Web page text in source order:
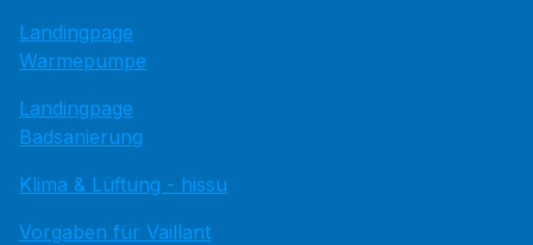
Landingpage
Wärmepumpe
Landingpage
Badsanierung
Klima & Lüftung - hissu
Vorgaben für Vaillant